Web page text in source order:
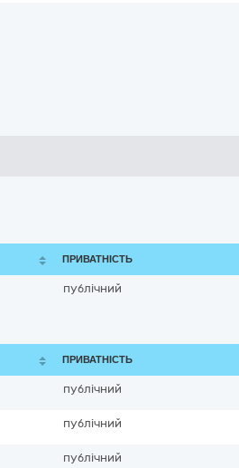
ПРИВАТНІСТЬ
публічний
ПРИВАТНІСТЬ
публічний
публічний
публічний